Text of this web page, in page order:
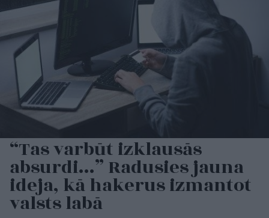
“Tas varbūt izklausās
absurdi…” Radusies jauna
ideja, kā hakerus izmantot
valsts labā